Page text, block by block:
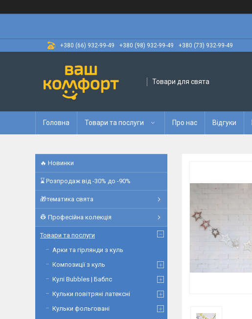
+380 (66) 932-99-49 +380 (98) 932-99-49 +380 (73) 932-99-49
Товари для свята
Головна Товари та послуги Про нас Відгуки
🔥 Новинки
⌛ Розпродаж від -30% до -90%
🎁тематика свята
👷 Професійна колекція
Товари та послуги
Арки та гірлянди з куль
Композиції з куль
Кулі Bubbles | Баблс
Кульки повітряні латексні
Кульки фольговані